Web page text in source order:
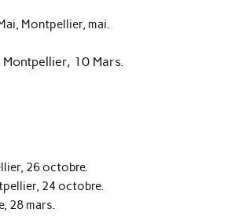
Montpellier, mai.
Montpellier, 10 Mars.
26 octobre.
24 octobre.
28 mars.